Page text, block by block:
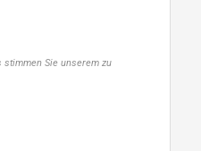
Sie unserem zu